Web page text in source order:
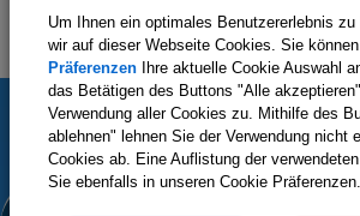
Mehr
Um Ihnen ein optimales Benutzererlebnis
wir auf dieser Webseite Cookies. Sie
Präferenzen Ihre aktuelle Cookie Auswahl
das Betätigen des Buttons "Alle
Verwendung aller Cookies zu. Mithilfe des
ablehnen" lehnen Sie der Verwendung nicht
Cookies ab. Eine Auflistung der
Sie ebenfalls in unseren Cookie Präferenzen.